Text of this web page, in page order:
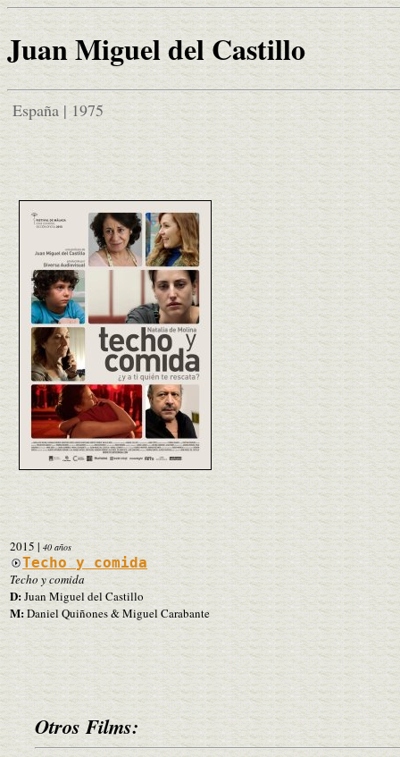
Juan Miguel del Castillo
España | 1975
2015 | 40 años
Techo y comida
Techo y comida
D:Juan Miguel del Castillo
M:Daniel Quiñones & Miguel Carabante
Otros Films: